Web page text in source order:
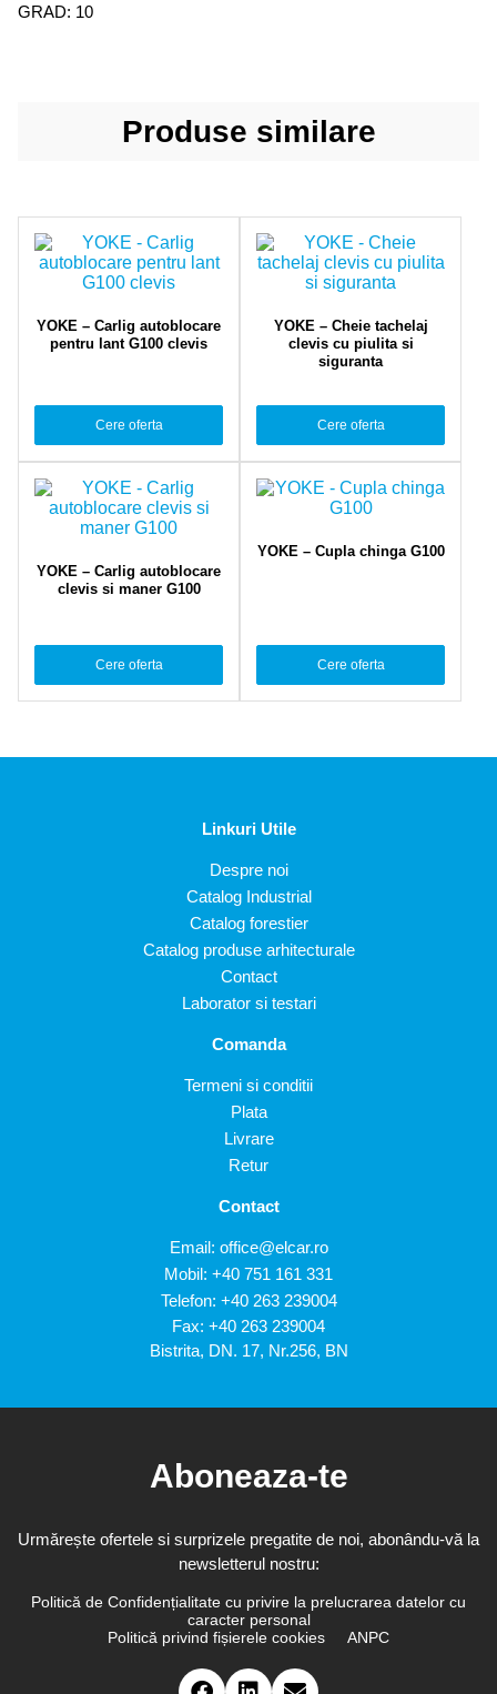
GRAD: 10
Produse similare
YOKE – Carlig autoblocare
pentru lant G100 clevis
Cere oferta
YOKE – Cheie tachelaj
clevis cu piulita si
siguranta
Cere oferta
YOKE – Carlig autoblocare
clevis si maner G100
Cere oferta
YOKE – Cupla chinga G100
Cere oferta
Linkuri Utile
Despre noi
Catalog Industrial
Catalog forestier
Catalog produse arhitecturale
Contact
Laborator si testari
Comanda
Termeni si conditii
Plata
Livrare
Retur
Contact
Email: office@elcar.ro
Mobil: +40 751 161 331
Telefon: +40 263 239004
Fax: +40 263 239004
Bistrita, DN. 17, Nr.256, BN
Aboneaza-te
Urmărește ofertele si surprizele pregatite de noi, abonându-vă la
newsletterul nostru:
Politică de Confidențialitate cu privire la prelucrarea datelor cu
caracter personal
Politică privind fișierele cookies
ANPC